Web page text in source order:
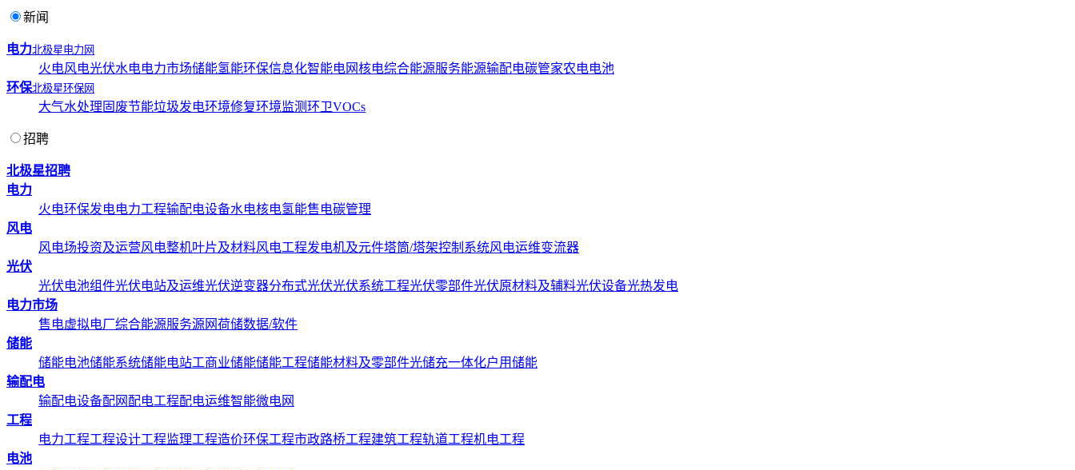
新闻
电力北极星电力网
火电风电光伏水电电力市场储能氢能环保信息化智能电网核电综合能源服务能源输配电碳管家农电电池
环保北极星环保网
大气水处理 固废节能垃圾发电环境修复环境监测环卫VOCs
招聘
北极星招聘
电力
火电环保发电电力工程输配电设备水电核电氢能售电碳管理
风电
风电场投资及运营风电整机叶片及材料风电工程发电机及元件塔筒/塔架控制系统风电运维变流器
光伏
光伏电池组件光伏电站及运维光伏逆变器分布式光伏光伏系统工程光伏零部件光伏原材料及辅料光伏设备光热发电
电力市场
售电虚拟电厂综合能源服务源网荷储数据/软件
储能
储能电池储能系统储能电站工商业储能储能工程储能材料及零部件光储充一体化户用储能
输配电
输配电设备配网配电工程配电运维智能微电网
工程
电力工程工程设计工程监理工程造价环保工程市政路桥工程建筑工程轨道工程机电工程
电池